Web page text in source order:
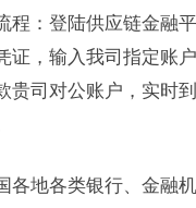
程：登陆供应链金融
证，输入我司指定账
贵司对公账户，实时
各地各类银行、金融机